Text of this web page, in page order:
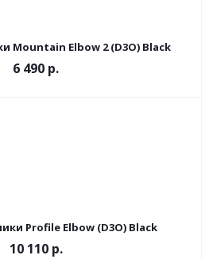
Mountain Elbow 2 (D3O) Black
6 490 р.
Profile Elbow (D3O) Black
10 110 р.